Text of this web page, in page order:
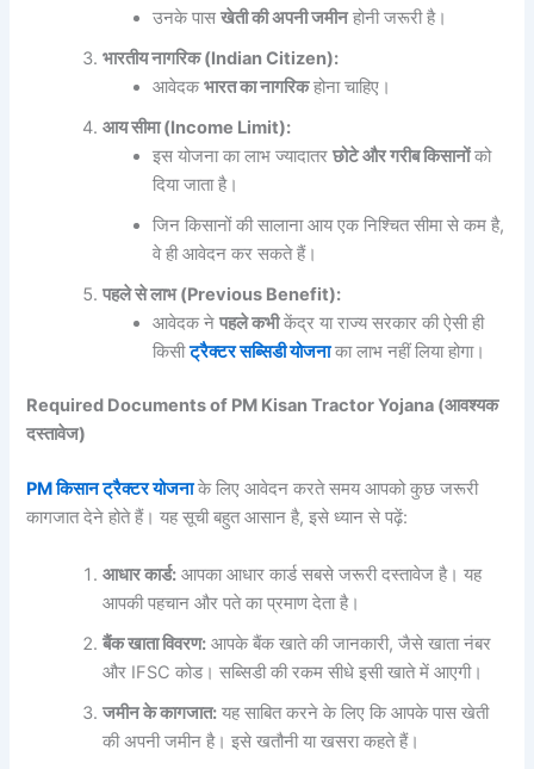
उनके पासखेतीकीअपनीजमीनहोनी जरूरी है।
भारतीयनागरिक (Indian Citizen):
आवेदकभारतकानागरिकहोना चाहिए।
आयसीमा (Income Limit):
इस योजना का लाभ ज्यादातरछोटेऔरगरीबकिसानोंको
दिया जाता है।
जिन किसानों की सालाना आय एक निश्चित सीमा से कम है,
वे ही आवेदन कर सकते हैं।
पहलेसेलाभ (Previous Benefit):
आवेदक नेपहलेकभीकेंद्र या राज्य सरकार की ऐसी ही
किसीट्रैक्टरसब्सिडीयोजनाका लाभ नहीं लिया होगा।
Required Documents of PM Kisan Tractor Yojana (आवश्यक
दस्तावेज)
PM किसान ट्रैक्टर योजनाके लिए आवेदन करते समय आपको कुछ जरूरी
कागजात देने होते हैं। यह सूची बहुत आसान है, इसे ध्यान से पढ़ें:
आधारकार्ड: आपका आधार कार्ड सबसे जरूरी दस्तावेज है। यह
आपकी पहचान और पते का प्रमाण देता है।
बैंकखाताविवरण: आपके बैंक खाते की जानकारी, जैसे खाता नंबर
और IFSC कोड। सब्सिडी की रकम सीधे इसी खाते में आएगी।
जमीनकेकागजात: यह साबित करने के लिए कि आपके पास खेती
की अपनी जमीन है। इसे खतौनी या खसरा कहते हैं।